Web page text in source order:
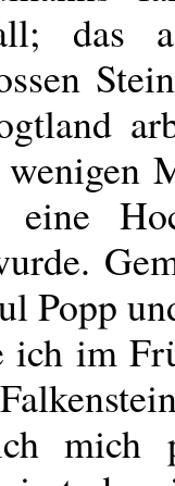
das
eine
Popp
ich im
mich